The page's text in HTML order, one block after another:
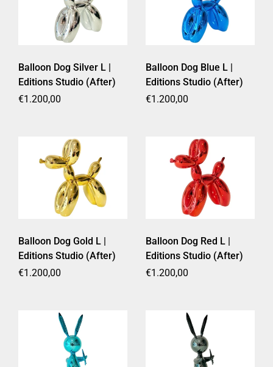
Balloon Dog Silver L |
Editions Studio (After)
Prezzo di listino
€1.200,00
Balloon Dog Blue L |
Editions Studio (After)
Prezzo di listino
€1.200,00
Balloon Dog Gold L |
Editions Studio (After)
Prezzo di listino
€1.200,00
Balloon Dog Red L |
Editions Studio (After)
Prezzo di listino
€1.200,00